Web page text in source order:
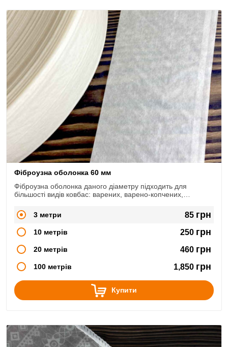
Фіброузна оболонка 60 мм
Фіброузна оболонка даного діаметру підходить для
більшості видів ковбас: варених, варено-копчених,
3 метри
85 грн
10 метрів 250 грн
20 метрів 460 грн
100 метрів 1,850 грн
Купити